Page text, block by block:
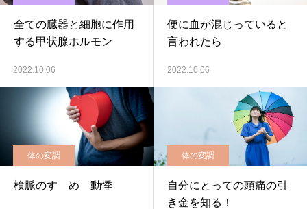
全ての臓器と細胞に作用
する甲状腺ホルモン
2022.10.06
便に血が混じっていると
言われたら
2022.10.06
体の変調
検脈のすゝめ 動悸
体の変調
自分にとっての頭痛の引
き金を知る！